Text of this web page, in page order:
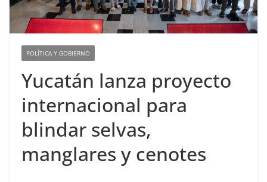
POLÍTICA Y GOBIERNO
Yucatán lanza proyecto
internacional para
blindar selvas,
manglares y cenotes